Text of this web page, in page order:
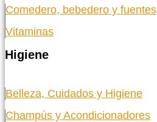
Comedero, bebedero y fuentes
Vitaminas
Higiene
Belleza, Cuidados y Higiene
Champús y Acondicionadores